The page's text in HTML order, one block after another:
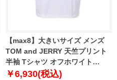
【max8】大きいサイズ メンズ
TOM and JERRY 天竺プリント
半袖 Tシャツ オフホワイト
1278-3245-1 3L 4L 5L 6L 8L
￥6,930(税込)